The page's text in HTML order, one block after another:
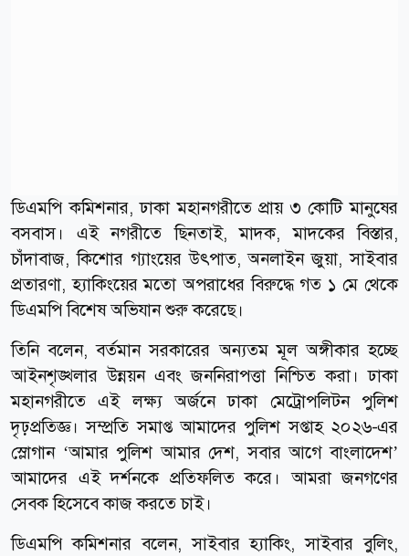
ডিএমপি কমিশনার, ঢাকা মহানগরীতে প্রায় ৩ কোটি মানুষের
বসবাস। এই নগরীতে ছিনতাই, মাদক, মাদকের বিস্তার,
চাঁদাবাজ, কিশোর গ্যাংয়ের উৎপাত, অনলাইন জুয়া, সাইবার
প্রতারণা, হ্যাকিংয়ের মতো অপরাধের বিরুদ্ধে গত ১ মে থেকে
ডিএমপি বিশেষ অভিযান শুরু করেছে।
তিনি বলেন, বর্তমান সরকারের অন্যতম মূল অঙ্গীকার হচ্ছে
আইনশৃঙ্খলার উন্নয়ন এবং জননিরাপত্তা নিশ্চিত করা। ঢাকা
মহানগরীতে এই লক্ষ্য অর্জনে ঢাকা মেট্রোপলিটন পুলিশ
দৃঢ়প্রতিজ্ঞ। সম্প্রতি সমাপ্ত আমাদের পুলিশ সপ্তাহ ২০২৬-এর
স্লোগান ‘আমার পুলিশ আমার দেশ, সবার আগে বাংলাদেশ’
আমাদের এই দর্শনকে প্রতিফলিত করে। আমরা জনগণের
সেবক হিসেবে কাজ করতে চাই।
ডিএমপি কমিশনার বলেন, সাইবার হ্যাকিং, সাইবার বুলিং,